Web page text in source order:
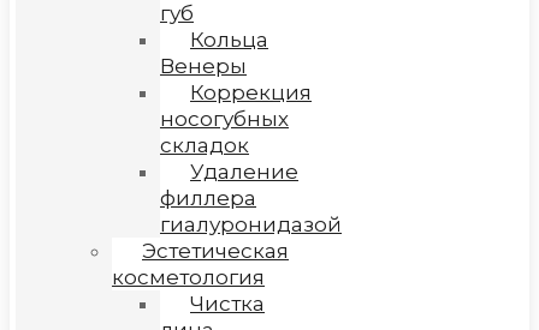
губ
Кольца
Венеры
Коррекция
носогубных
складок
Удаление
филлера
гиалуронидазой
Эстетическая
косметология
Чистка